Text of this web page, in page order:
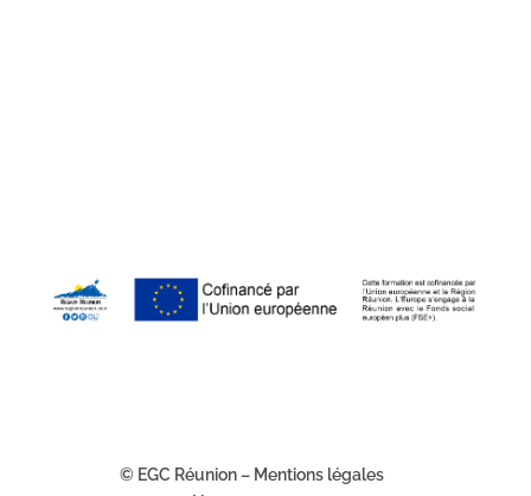
© EGC Réunion – Mentions légales